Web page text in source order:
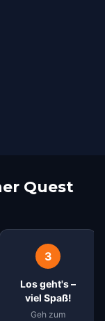
Quest
3
Los geht's –
viel Spaß!
Geh zum